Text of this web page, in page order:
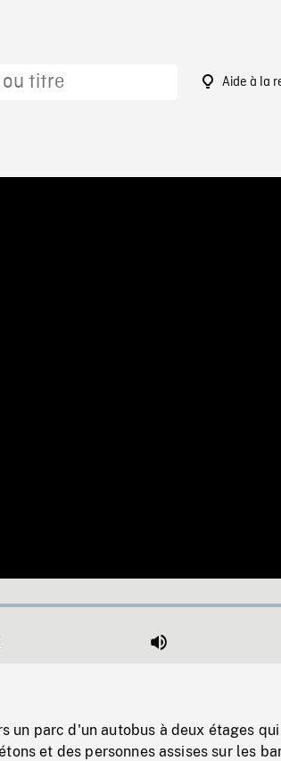
Aide à la
Mute
un parc d'un autobus à deux étages qui
et des personnes assises sur les